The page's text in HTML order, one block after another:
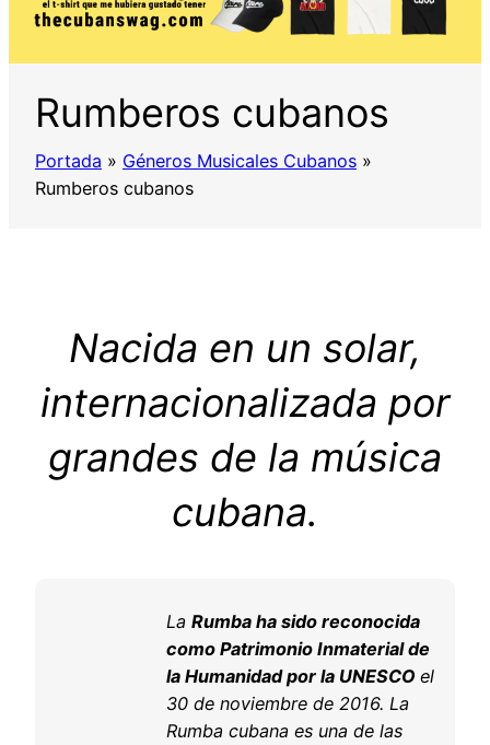
Rumberos cubanos
Portada » Géneros Musicales Cubanos »
Rumberos cubanos
Nacida en un solar,
internacionalizada por
grandes de la música
cubana.
LaRumba ha sido reconocida
como Patrimonio Inmaterial de
la Humanidad por la UNESCOel
30 de noviembre de 2016. La
Rumba cubana es una de las